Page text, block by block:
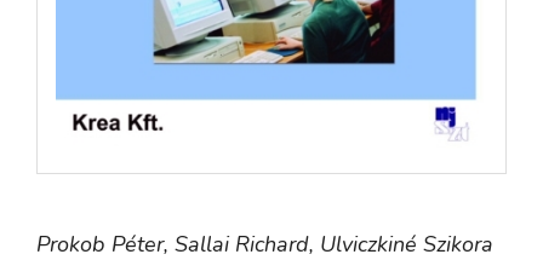
Prokob Péter, Sallai Richard, Ulviczkiné Szikora